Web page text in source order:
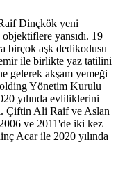
Dinçkök yeni
yansıdı. 19
birçok aşk dedikodusu
ile birlikte yaz tatilini
gelerek akşam yemeği
Yönetim Kurulu
yılında evliliklerini
Çiftin Ali Raif ve Aslan
ve 2011'de iki kez
Acar ile 2020 yılında